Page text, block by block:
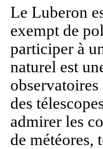
Le Luberon
exempt de
participer à
naturel est
des
admirer les
de météores,